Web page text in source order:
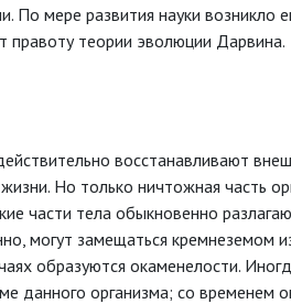
По мере развития науки возникло
правоту теории эволюции Дарвина.
восстанавливают
Но только ничтожная часть
части тела обыкновенно
могут замещаться кремнеземом
образуются окаменелости.
данного организма; со временем